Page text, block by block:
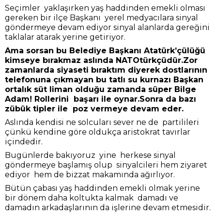
Seçimler yaklaşırken yaş haddinden emekli olması
gereken bir ilçe Başkanı yerel medyacılara sinyal
göndermeye devam ediyor sinyal alanlarda gereğini
taklalar atarak yerine getiriyor.
Ama sorsan bu Belediye Başkanı Atatürk’çülüğü
kimseye bırakmaz aslında NATOtürkçüdür.Zor
zamanlarda siyaseti bıraktım diyerek dostlarının
telefonuna çıkmayan bu tatlı su kurnazı Başkan
ortalık süt liman olduğu zamanda süper Bilge
Adam! Rollerini başarı ile oynar.Sonra da bazı
zübük tipler ile poz vermeye devam eder.
Aslında kendisi ne solcuları sever ne de partilileri
çünkü kendine göre oldukça aristokrat tavırlar
içindedir.
Bugünlerde bakıyoruz yine herkese sinyal
göndermeye başlamış olup sinyalcileri hem ziyaret
ediyor hem de bizzat makamında ağırlıyor.
Bütün çabası yaş haddinden emekli olmak yerine
bir dönem daha koltukta kalmak damadı ve
damadın arkadaşlarının da işlerine devam etmesidir.